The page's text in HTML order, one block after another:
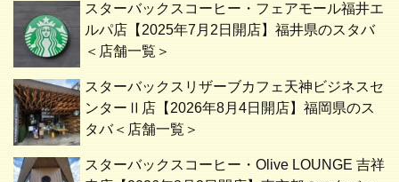
スターバックスコーヒー・フェアモール福井エ
ルパ店【2025年7月2日開店】福井県のスタバ
＜店舗一覧＞
スターバックスリザーブカフェ天神ビジネスセ
ンターⅡ店【2026年8月4日開店】福岡県のス
タバ＜店舗一覧＞
スターバックスコーヒー・Olive LOUNGE 吉祥